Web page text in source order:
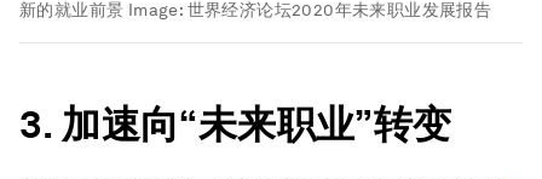
新的就业前景 Image: 世界经济论坛2020年未来职业发展报告
3. 加速向“未来职业”转变